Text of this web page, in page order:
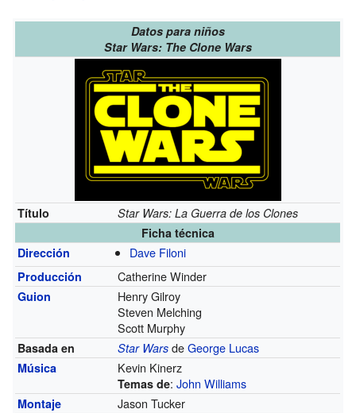
Datos para niños
Star Wars: The Clone Wars
Título
Star Wars: La Guerra de los Clones
Ficha técnica
Dirección
Dave Filoni
Producción Catherine Winder
Guion
Henry Gilroy
Steven Melching
Scott Murphy
Basada en Star Wars deGeorge Lucas
Música Kevin Kinerz
Temas de:John Williams
Montaje Jason Tucker